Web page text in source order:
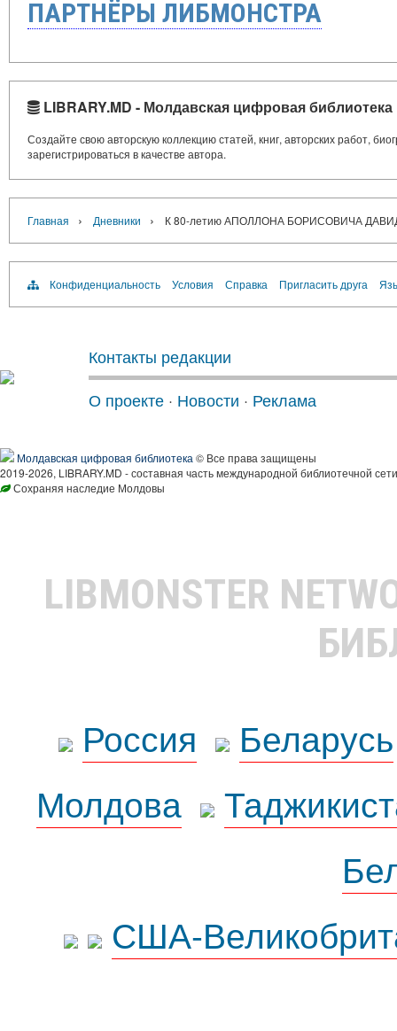
ПАРТНЁРЫ ЛИБМОНСТРА
LIBRARY.MD - Молдавская цифровая библиотека
Создайте свою авторскую коллекцию статей, книг, авторских работ,
зарегистрироваться в качестве автора.
Главная › Дневники › К 80-летию АПОЛЛОНА БОРИСОВИЧА
Конфиденциальность Условия Справка Пригласить друга
Контакты редакции
О проекте · Новости · Реклама
Молдавская цифровая библиотека © Все права защищены
2019-2026, LIBRARY.MD - составная часть международной библиотечной
Сохраняя наследие Молдовы
LIBMONSTER
Россия
Беларусь
Молдова
США-